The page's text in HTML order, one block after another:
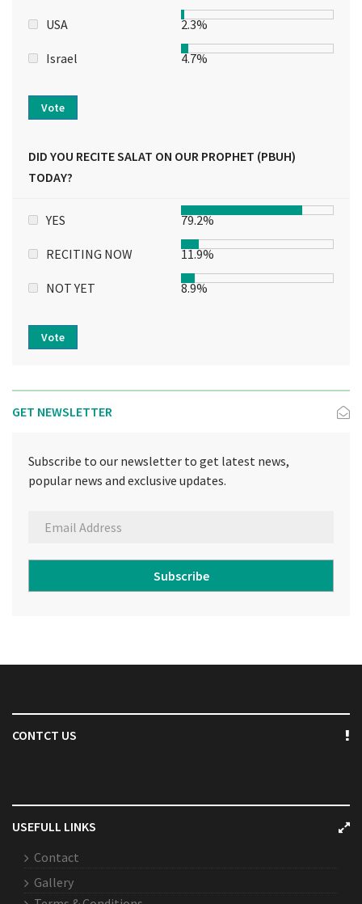
USA 2.3%
Israel 4.7%
Vote
DID YOU RECITE SALAT ON OUR PROPHET (PBUH)
TODAY?
YES 79.2%
RECITING NOW 11.9%
NOT YET 8.9%
Vote
GET NEWSLETTER
Subscribe to our newsletter to get latest news,
popular news and exclusive updates.
Subscribe
CONTCT US
USEFULL LINKS
Contact
Gallery